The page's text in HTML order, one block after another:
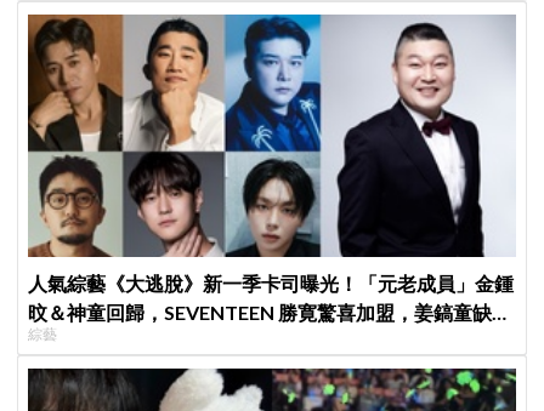
人氣綜藝《大逃脫》新一季卡司曝光！「元老成員」金鍾
旼＆神童回歸，SEVENTEEN 勝寛驚喜加盟，姜鎬童缺席
成最大焦點
綜藝